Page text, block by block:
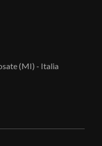
(MI) - Italia